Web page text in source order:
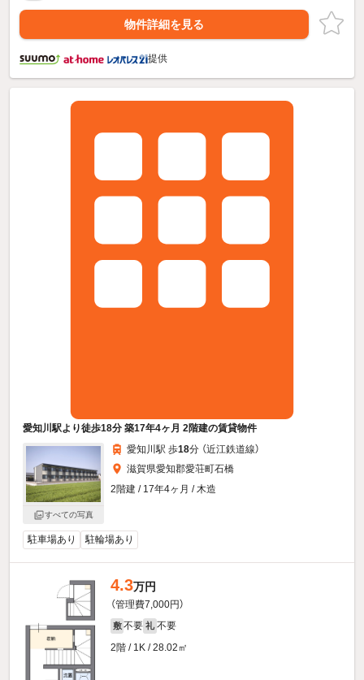
物件詳細を見る
提供
愛知川駅より徒歩18分 築17年4ヶ月 2階建の賃貸物件
すべての写真
愛知川駅 歩18分 （近江鉄道線）
滋賀県愛知郡愛荘町石橋
2階建 / 17年4ヶ月 / 木造
駐車場あり 駐輪場あり
4.3万円
（管理費7,000円）
敷 不要 礼 不要
2階 / 1K / 28.02㎡